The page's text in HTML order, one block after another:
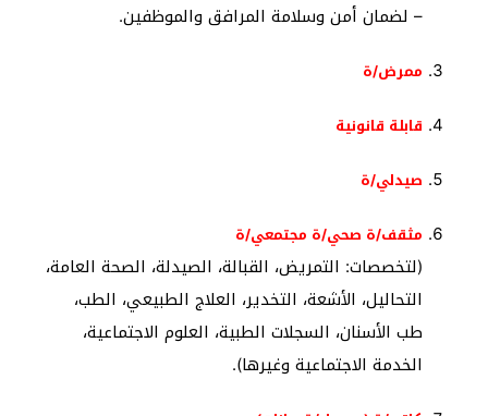
– لضمان أمن وسلامة المرافق والموظفين.
ممرض/ة
قابلة قانونية
صيدلي/ة
مثقف/ة صحي/ة مجتمعي/ة
(لتخصصات: التمريض، القبالة، الصيدلة، الصحة العامة،
التحاليل، الأشعة، التخدير، العلاج الطبيعي، الطب،
طب الأسنان، السجلات الطبية، العلوم الاجتماعية،
الخدمة الاجتماعية وغيرها).